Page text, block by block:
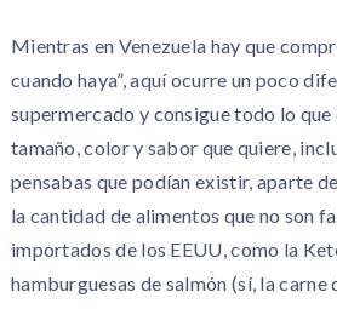
Mientras en Venezuela hay que
cuando haya”, aquí ocurre un poco
supermercado y consigue todo lo
tamaño, color y sabor que quiere,
pensabas que podían existir, aparte
la cantidad de alimentos que no son
importados de los EEUU, como la
hamburguesas de salmón (sí, la carne